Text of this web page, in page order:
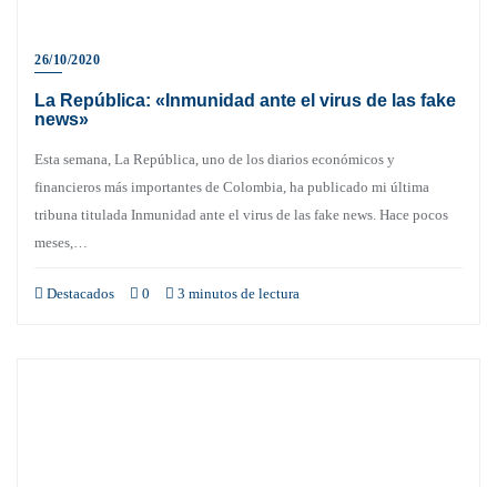
26/10/2020
La República: «Inmunidad ante el virus de las fake
news»
Esta semana, La República, uno de los diarios económicos y
financieros más importantes de Colombia, ha publicado mi última
tribuna titulada Inmunidad ante el virus de las fake news. Hace pocos
meses,…
Destacados 0 3 minutos de lectura